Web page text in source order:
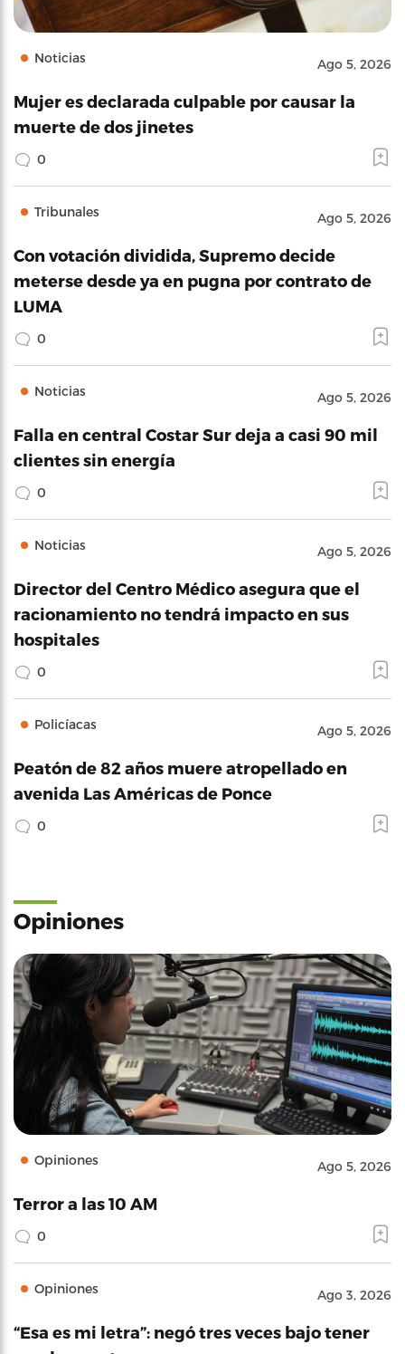
Noticias Ago 5, 2026
Mujer es declarada culpable por causar la
muerte de dos jinetes
0
Tribunales Ago 5, 2026
Con votación dividida, Supremo decide
meterse desde ya en pugna por contrato de
LUMA
0
Noticias Ago 5, 2026
Falla en central Costar Sur deja a casi 90 mil
clientes sin energía
0
Noticias Ago 5, 2026
Director del Centro Médico asegura que el
racionamiento no tendrá impacto en sus
hospitales
0
Policíacas Ago 5, 2026
Peatón de 82 años muere atropellado en
avenida Las Américas de Ponce
0
Opiniones
Opiniones Ago 5, 2026
Terror a las 10 AM
0
Opiniones Ago 3, 2026
“Esa es mi letra”: negó tres veces bajo tener